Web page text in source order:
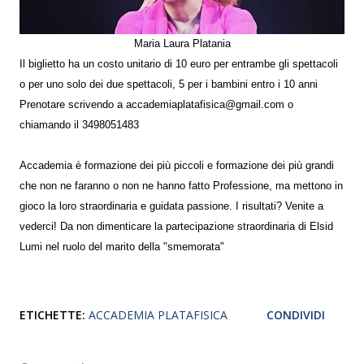
Maria Laura Platania
Il biglietto ha un costo unitario di 10 euro per entrambe gli spettacoli
o per uno solo dei due spettacoli, 5 per i bambini entro i 10 anni
Prenotare scrivendo a accademiaplatafisica@gmail.com o
chiamando il 3498051483
Accademia è formazione dei più piccoli e formazione dei più grandi
che non ne faranno o non ne hanno fatto Professione, ma mettono in
gioco la loro straordinaria e guidata passione. I risultati? Venite a
vederci! Da non dimenticare la partecipazione straordinaria di Elsid
Lumi nel ruolo del marito della "smemorata"
ETICHETTE: ACCADEMIA PLATAFISICA CONDIVIDI